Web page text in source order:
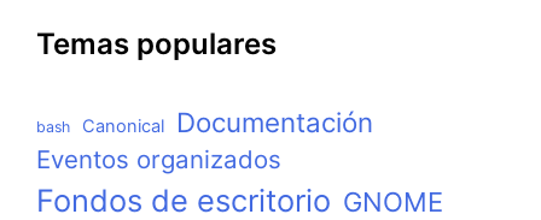
Temas populares
bash Canonical Documentación
Eventos organizados
Fondos de escritorio GNOME